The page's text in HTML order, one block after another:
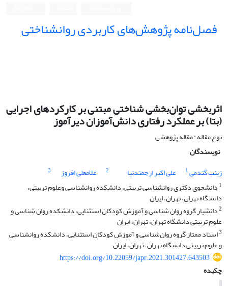
فصل‌نامه پژوهش‌های کاربردی روانشناختی
اثربخشی توان‌بخشی شناختی مبتنی بر کارکردهای اجرایی
(بتا) بر عملکرد رفتاری دانش‌آموزان دیرآموز
نوع مقاله : مقاله پژوهشی
نویسندگان
زینب گندمی1 علی اکبر ارجمندنیا 2 غلامعلی افروز
3
1 دانشجوی دکتری روانشناسی تربیتی، دانشکده روانشناسی وعلوم تربیتی،
دانشگاه تهران، تهران، ایران
2دانشیار گروه روان شناسی و آموزش کودکان استثنایی، دانشکده روان شناسی و
علوم تربیتی دانشگاه تهران، تهران، ایران
3استاد ممتاز گروه روان‌شناسی و آموزش کودکان استثنایی، دانشکده روانشناسی
و علوم تربیتی دانشگاه تهران، تهران، ایران
https://doi.org/10.22059/japr.2021.301427.643503
چکیده